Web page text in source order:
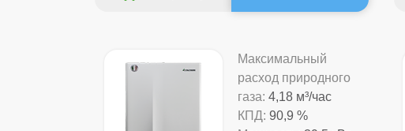
Максимальный
расход природного
газа: 4,18 м³/час
КПД: 90,9 %